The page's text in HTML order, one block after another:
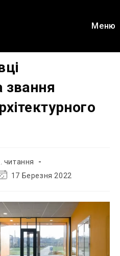
Меню
звання
читання
17 Березня 2022